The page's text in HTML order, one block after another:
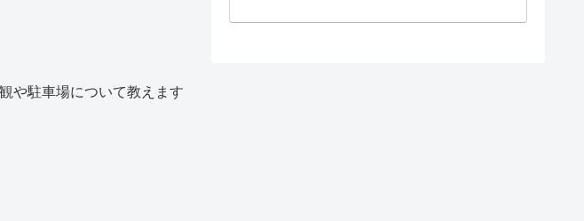
や駐車場について教えます